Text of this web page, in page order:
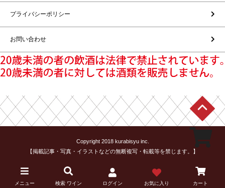
プライバシーポリシー
お問い合わせ
Copyright 2018 kurabisyu inc.
【掲載記事・写真・イラストなどの無断複写・転載等を禁じます。】
メニュー 検索 ワイン ログイン お気に入り カート